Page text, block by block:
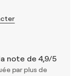
note de 4,9/5
par plus de